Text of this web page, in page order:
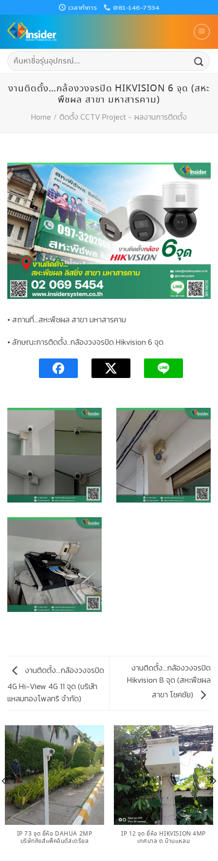
to
content
เวลาทำการ 081-146-7534
ค้นหา:
งานติดตั้ง…กล้องวงจรปิด HIKVISION 6 จุด (สหะ
พืชผล สาขา มหาสารคาม)
Home / ติดตั้ง CCTV Project - ผลงานการติดตั้ง
• สถานที่…สหะพืชผล สาขา มหาสารคาม
• ลักษณะการติดตั้ง..กล้องวงจรปิด Hikvision 6 จุด
งานติดตั้ง…กล้องวงจรปิด
4G Hi-View 4G 11 จุด (บริษัท
แหลมทองโพลทริ จำกัด)
งานติดตั้ง…กล้องวงจรปิด
Hikvision 8 จุด (สหะพืชผล
สาขา โชคชัย)
IP 73 จุด ยี่ห้อ DAHUA 2MP
บริษัทคิงส์แพ็คอินดัสเตรียล
IP 12 จุด ยี่ห้อ HIKVISION 4MP
เทศบาล ต.บ้านแหลม